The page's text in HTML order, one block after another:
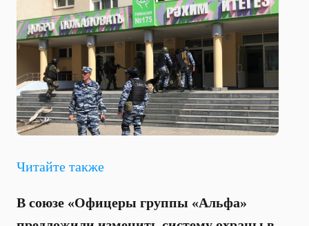
Читайте также
В союзе «Офицеры группы «Альфа»